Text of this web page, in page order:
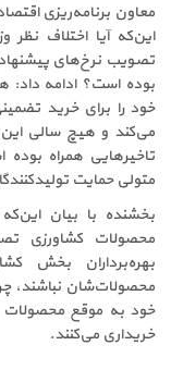
معاون برنامه‌ریزی
این‌که آیا اختلاف نظر
تصویب نرخ‌های
بوده است؟ ادامه داد:
خود را برای خرید
می‌کند و هیچ سالی این
تاخیرهایی همراه بوده
متولی حمایت
بخشنده با بیان
محصولات کشاورزی
بهره‌برداران بخش
محصولات‌شان نباشند،
خود به موقع محصولات
خریداری می‌کنند.